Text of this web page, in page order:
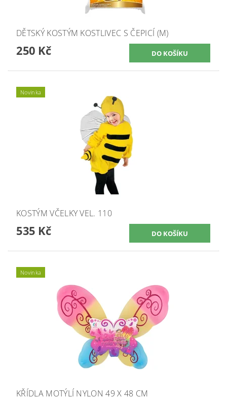
DĚTSKÝ KOSTÝM KOSTLIVEC S ČEPICÍ (M)
250 Kč
Novinka
KOSTÝM VČELKY VEL. 110
535 Kč
Novinka
KŘÍDLA MOTÝLÍ NYLON 49 X 48 CM